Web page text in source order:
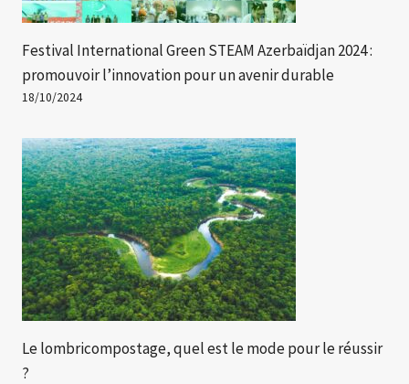
Festival International Green STEAM Azerbaïdjan 2024 :
promouvoir l’innovation pour un avenir durable
18/10/2024
Le lombricompostage, quel est le mode pour le réussir
?